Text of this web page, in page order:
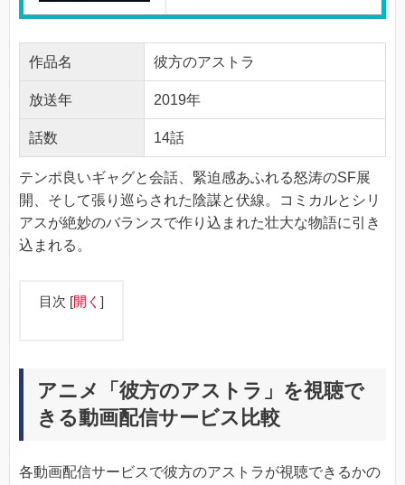
作品名 彼方のアストラ
放送年 2019年
話数 14話
テンポ良いギャグと会話、緊迫感あふれる怒涛のSF展
開、そして張り巡らされた陰謀と伏線。コミカルとシリ
アスが絶妙のバランスで作り込まれた壮大な物語に引き
込まれる。
目次 [開く ]
アニメ「彼方のアストラ」を視聴で
きる動画配信サービス比較
各動画配信サービスで彼方のアストラが視聴できるかの